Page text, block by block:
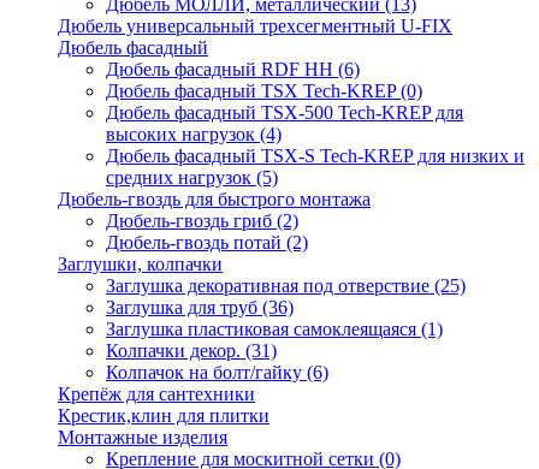
Дюбель МОЛЛИ, металлический (13)
Дюбель универсальный трехсегментный U-FIX
Дюбель фасадный
Дюбель фасадный RDF НН (6)
Дюбель фасадный TSX Tech-KREP(0)
Дюбель фасадный TSX-500 Tech-KREP для
высоких нагрузок (4)
Дюбель фасадный TSX-S Tech-KREP для низких и
средних нагрузок (5)
Дюбель-гвоздь для быстрого монтажа
Дюбель-гвоздь гриб (2)
Дюбель-гвоздь потай (2)
Заглушки, колпачки
Заглушка декоративная под отверствие (25)
Заглушка для труб (36)
Заглушка пластиковая самоклеящаяся (1)
Колпачки декор. (31)
Колпачок на болт/гайку (6)
Крепёж для сантехники
Крестик,клин для плитки
Монтажные изделия
Крепление для москитной сетки (0)